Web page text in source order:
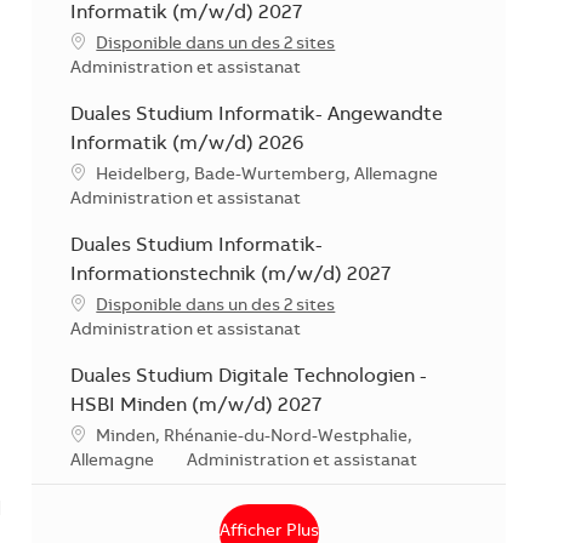
Informatik (m/w/d) 2027
Disponible dans un des 2 sites
Catégorie
Administration et assistanat
Duales Studium Informatik- Angewandte
Informatik (m/w/d) 2026
Localisation
Heidelberg, Bade-Wurtemberg, Allemagne
Catégorie
Administration et assistanat
Duales Studium Informatik-
Informationstechnik (m/w/d) 2027
Disponible dans un des 2 sites
Catégorie
Administration et assistanat
Duales Studium Digitale Technologien -
HSBI Minden (m/w/d) 2027
Localisation
Minden, Rhénanie-du-Nord-Westphalie,
Allemagne
Catégorie
Administration et assistanat
Afficher Plus